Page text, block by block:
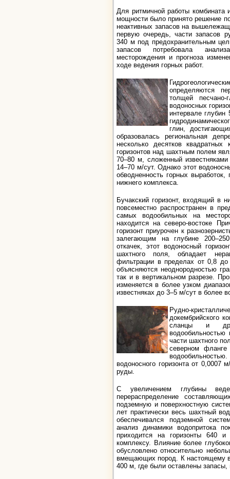
Для ритмичной работы комбината
мощности было принято решение
неактивных запасов на
первую очередь, части запасов
340 м под предохранительным
запасов потребовала
месторождения и прогноза
ходе ведения горных работ.
определяются
толщей
водоносных
интервале
глин,
образовалась региональная
несколько десятков
горизонтов над шахтным полем
70–80 м, сложенный
14–70 м/сут. Однако этот
обводненность горных
нижнего комплекса.
Бучакский горизонт, входящий в
повсеместно распространен в
самых водообильных на
находится на северо-востоке
горизонт приурочен к
залегающим на глубине
откачек, этот водоносный
шахтного поля, обладает
фильтрации в пределах от 0,8 до
объясняются неоднородностью
так и в вертикальном разрезе.
изменяется в более узком
известняках до 3–5 м/сут в более
Рудно-
докембрийского
сланцы и др.),
части шахтного
северном фланге
водоносного горизонта от 0,0007
руды.
С увеличением глубины
перераспределение
подземную и поверхностную
лет практически весь шахтный
обеспечивался подземной
анализ динамики водопритока
приходится на горизонты 640 и
комплексу. Влияние более
обусловлено относительно
вмещающих пород. К настоящему
400 м, где были оставлены